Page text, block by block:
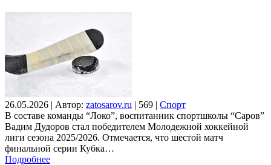
26.05.2026 | Автор: zatosarov.ru | 569 | Спорт
В составе команды “Локо”, воспитанник спортшколы “Саров”
Вадим Дудоров стал победителем Молодежной хоккейной
лиги сезона 2025/2026. Отмечается, что шестой матч
финальной серии Кубка…
Подробнее